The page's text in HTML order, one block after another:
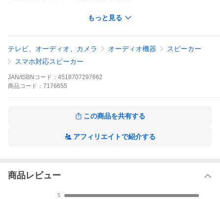
●ペアリング：最大ペアリング登録8台
●音楽再生時間：最大約26時間※
●充電コネクタ：microUSB
※仕様状況などにより異なります。
●USB端子：USB-A/microUSB
●ケーブル長さ：約60cm
（検索用：Bluetoothスピーカー・ネットバンド・ワイヤレススピ
い・首にかけるだけ・多摩電子工業・4518707297662）
もっと見る
テレビ、オーディオ、カメラ オーディオ機器
スピーカー
スマホ対応スピーカー
JAN/ISBNコード： 4518707297662
商品 コード： 7176655
この商品を共有する
アフィリエイトで紹介する
商品レビュー
5